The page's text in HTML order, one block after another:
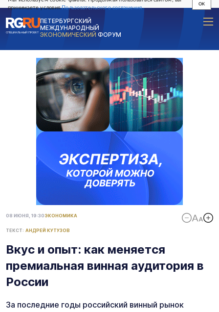
принимаете условияПользовательского соглашения
OK
СПЕЦИАЛЬНЫЙ ПРОЕКТ
ПЕТЕРБУРГСКИЙ
МЕЖДУНАРОДНЫЙ
ЭКОНОМИЧЕСКИЙ ФОРУМ
08 ИЮНЯ, 19:30ЭКОНОМИКА
ТЕКСТ: АНДРЕЙ КУТУЗОВ
Вкус и опыт: как меняется
премиальная винная аудитория в
России
За последние годы российский винный рынок